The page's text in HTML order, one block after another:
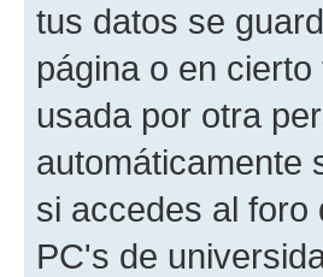
tus datos se
página o en
usada por otra
automáticamente
si accedes al foro
PC's de